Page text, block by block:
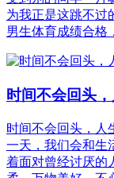
为我正是这跳不过
男生体育成绩合
时间不会回头
时间不会回头，人
一天，我们会和生
着面对曾经讨厌的